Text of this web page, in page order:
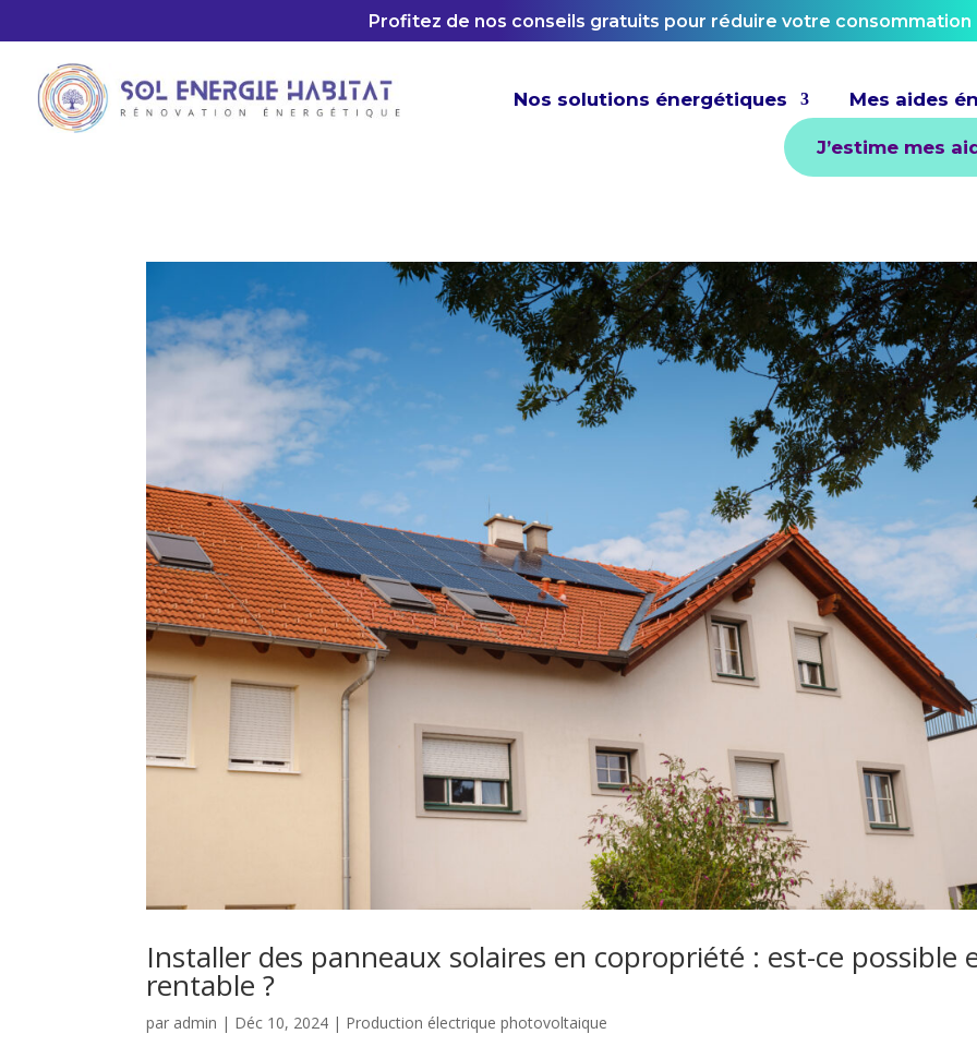
Profitez de nos conseils gratuits pour réduire votre
Nos solutions énergétiques Mes aides
J’estime mes
Installer des panneaux solaires en copropriété : est-ce possible
rentable ?
par admin | Déc 10, 2024 | Production électrique photovoltaique